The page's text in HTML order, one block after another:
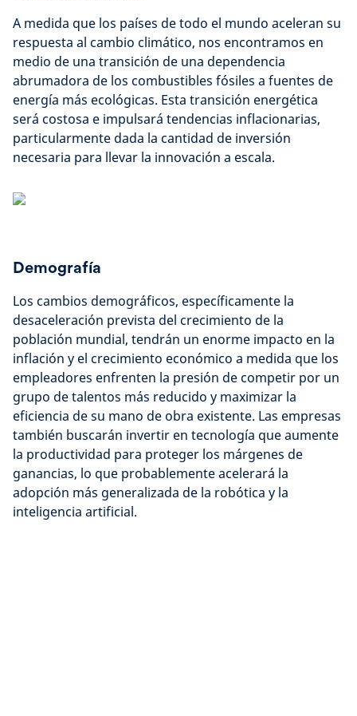
A medida que los países de todo el mundo aceleran su
respuesta al cambio climático, nos encontramos en
medio de una transición de una dependencia
abrumadora de los combustibles fósiles a fuentes de
energía más ecológicas. Esta transición energética
será costosa e impulsará tendencias inflacionarias,
particularmente dada la cantidad de inversión
necesaria para llevar la innovación a escala.
Demografía
Los cambios demográficos, específicamente la
desaceleración prevista del crecimiento de la
población mundial, tendrán un enorme impacto en la
inflación y el crecimiento económico a medida que los
empleadores enfrenten la presión de competir por un
grupo de talentos más reducido y maximizar la
eficiencia de su mano de obra existente. Las empresas
también buscarán invertir en tecnología que aumente
la productividad para proteger los márgenes de
ganancias, lo que probablemente acelerará la
adopción más generalizada de la robótica y la
inteligencia artificial.